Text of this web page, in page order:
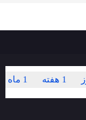
1 ماه 1 هفته